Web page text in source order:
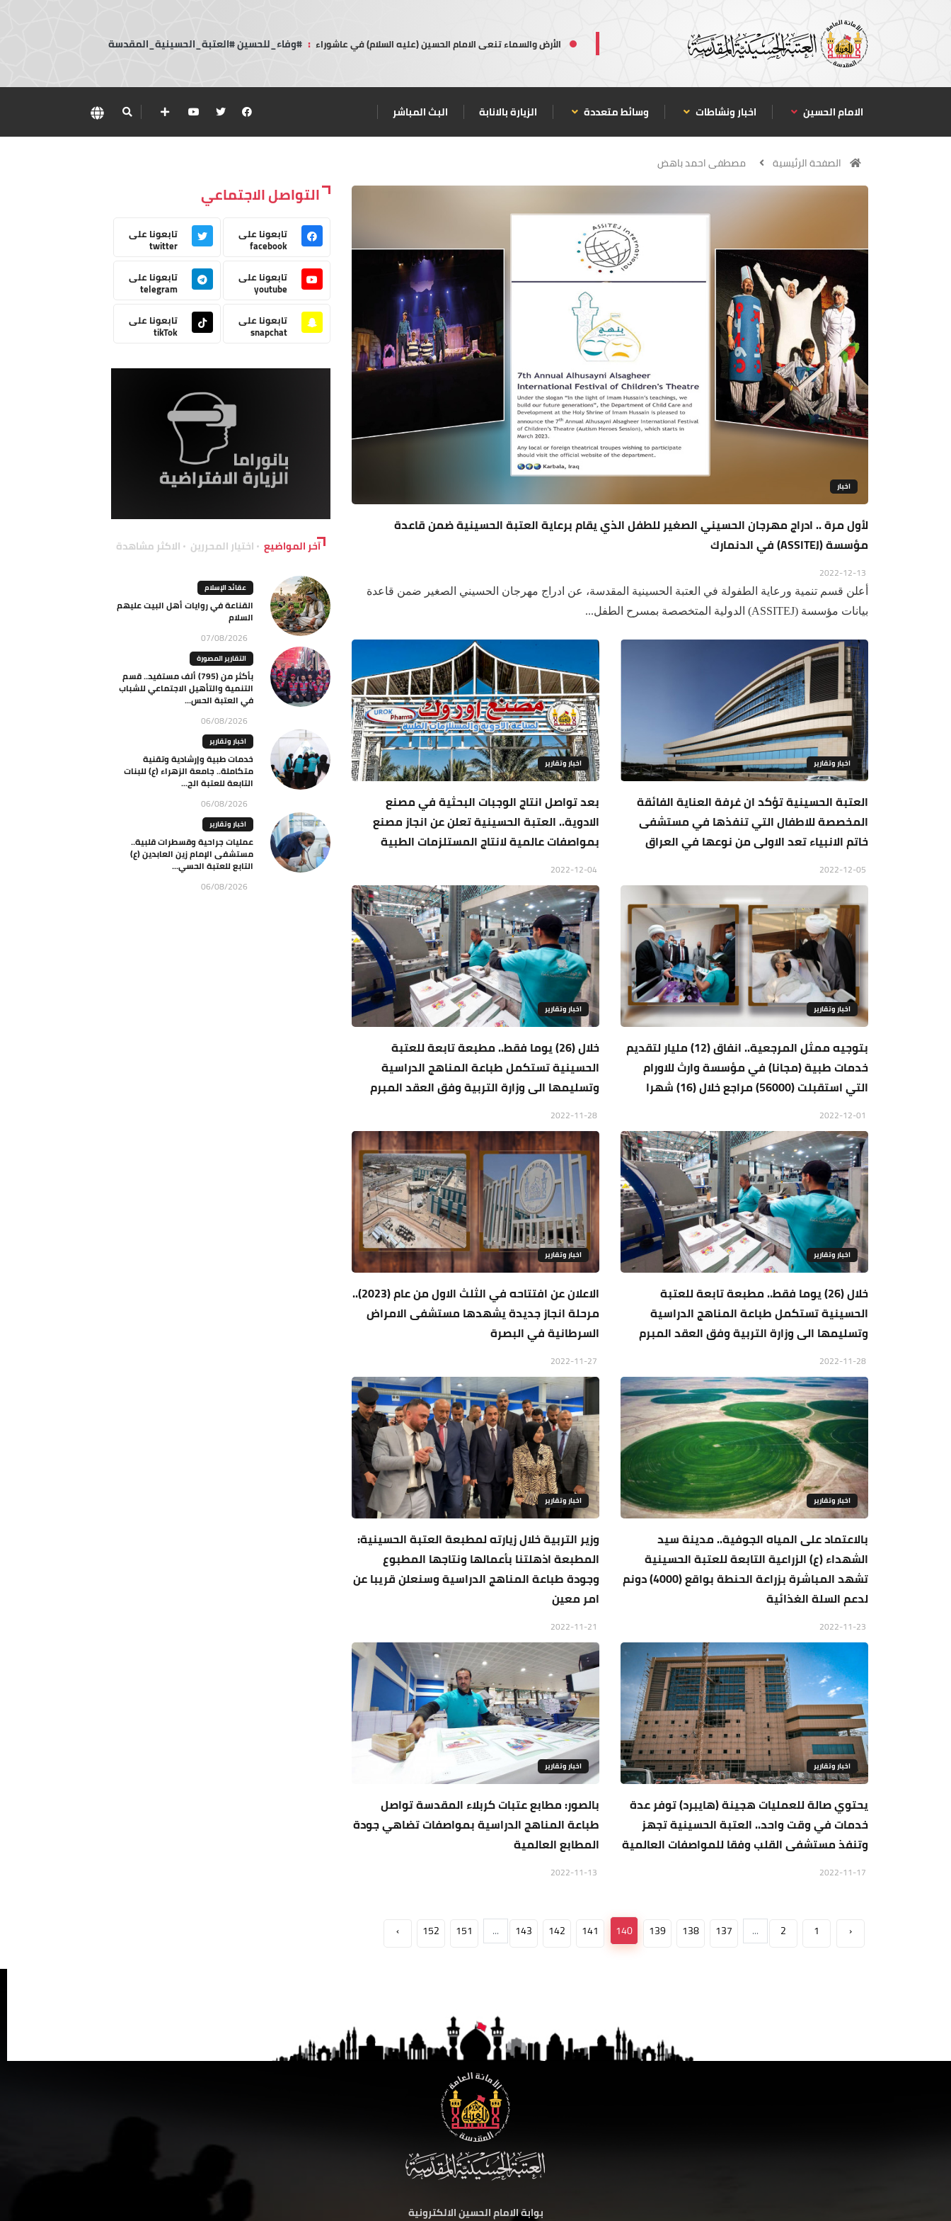
الأرض والسماء تنعى الامام الحسين (عليه السلام) في عاشوراء : #وفاء_للحسين #العتبة_الحسينية_المقدسة
الامام الحسين اخبار ونشاطات وسائط متعددة الزيارة بالانابة البث المباشر
الصفحة الرئيسية مصطفى احمد باهض
اخبار
لأول مرة .. ادراج مهرجان الحسيني الصغير للطفل الذي يقام برعاية العتبة الحسينية ضمن قاعدة
مؤسسة (ASSITEJ) في الدنمارك
أعلن قسم تنمية ورعاية الطفولة في العتبة الحسينية المقدسة، عن ادراج مهرجان الحسيني الصغير ضمن قاعدة
بيانات مؤسسة (ASSITEJ) الدولية المتخصصة بمسرح الطفل...
اخبار وتقارير
العتبة الحسينية تؤكد ان غرفة العناية الفائقة
المخصصة للاطفال التي تنفذها في مستشفى
خاتم الانبياء تعد الاولى من نوعها في العراق
اخبار وتقارير
بعد تواصل انتاج الوجبات البحثية في مصنع
الادوية.. العتبة الحسينية تعلن عن انجاز مصنع
بمواصفات عالمية لانتاج المستلزمات الطبية
اخبار وتقارير
بتوجيه ممثل المرجعية.. انفاق (12) مليار لتقديم
خدمات طبية (مجانا) في مؤسسة وارث للاورام
التي استقبلت (56000) مراجع خلال (16) شهرا
اخبار وتقارير
خلال (26) يوما فقط.. مطبعة تابعة للعتبة
الحسينية تستكمل طباعة المناهج الدراسية
وتسليمها الى وزارة التربية وفق العقد المبرم
اخبار وتقارير
خلال (26) يوما فقط.. مطبعة تابعة للعتبة
الحسينية تستكمل طباعة المناهج الدراسية
وتسليمها الى وزارة التربية وفق العقد المبرم
اخبار وتقارير
الاعلان عن افتتاحه في الثلث الاول من عام (2023)..
مرحلة انجاز جديدة يشهدها مستشفى الامراض
السرطانية في البصرة
اخبار وتقارير
بالاعتماد على المياه الجوفية.. مدينة سيد
الشهداء (ع) الزراعية التابعة للعتبة الحسينية
تشهد المباشرة بزراعة الحنطة بواقع (4000) دونم
لدعم السلة الغذائية
اخبار وتقارير
وزير التربية خلال زيارته لمطبعة العتبة الحسينية:
المطبعة اذهلتنا بأعمالها ونتاجها المطبوع
وجودة طباعة المناهج الدراسية وسنعلن قريبا عن
امر معين
اخبار وتقارير
يحتوي صالة للعمليات هجينة (هايبرد) توفر عدة
خدمات في وقت واحد.. العتبة الحسينية تجهز
وتنفذ مستشفى القلب وفقا للمواصفات العالمية
اخبار وتقارير
بالصور: مطابع عتبات كربلاء المقدسة تواصل
طباعة المناهج الدراسية بمواصفات تضاهي جودة
المطابع العالمية
‹
1
2
...
137
138
139
140
141
142
143
...
151
152
›
التواصل الاجتماعي
تابعونا على
facebook
تابعونا على
twitter
تابعونا على
youtube
تابعونا على
telegram
تابعونا على
snapchat
تابعونا على
tikTok
آخر المواضيع اختيار المحررين الاكثر مشاهدة
عقائد الإسلام
القناعة في روايات أهل البيت عليهم
السلام
07/08/2026
التقارير المصورة
بأكثر من (795) ألف مستفيد.. قسم
التنمية والتأهيل الاجتماعي للشباب
في العتبة الحس...
06/08/2026
اخبار وتقارير
خدمات طبية وإرشادية وتقنية
متكاملة.. جامعة الزهراء (ع) للبنات
التابعة للعتبة الح...
06/08/2026
اخبار وتقارير
عمليات جراحية وقسطرات قلبية..
مستشفى الإمام زين العابدين (ع)
التابع للعتبة الحسي...
06/08/2026
بوابة الامام الحسين الالكترونية